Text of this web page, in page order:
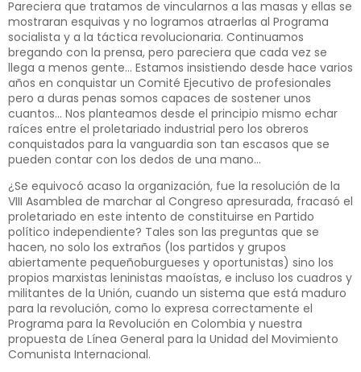
Pareciera que tratamos de vincularnos a las masas y ellas se
mostraran esquivas y no logramos atraerlas al Programa
socialista y a la táctica revolucionaria. Continuamos
bregando con la prensa, pero pareciera que cada vez se
llega a menos gente… Estamos insistiendo desde hace varios
años en conquistar un Comité Ejecutivo de profesionales
pero a duras penas somos capaces de sostener unos
cuantos… Nos planteamos desde el principio mismo echar
raíces entre el proletariado industrial pero los obreros
conquistados para la vanguardia son tan escasos que se
pueden contar con los dedos de una mano…
¿Se equivocó acaso la organización, fue la resolución de la
VIII Asamblea de marchar al Congreso apresurada, fracasó el
proletariado en este intento de constituirse en Partido
político independiente? Tales son las preguntas que se
hacen, no solo los extraños (los partidos y grupos
abiertamente pequeñoburgueses y oportunistas) sino los
propios marxistas leninistas maoístas, e incluso los cuadros y
militantes de la Unión, cuando un sistema que está maduro
para la revolución, como lo expresa correctamente el
Programa para la Revolución en Colombia y nuestra
propuesta de Línea General para la Unidad del Movimiento
Comunista Internacional.